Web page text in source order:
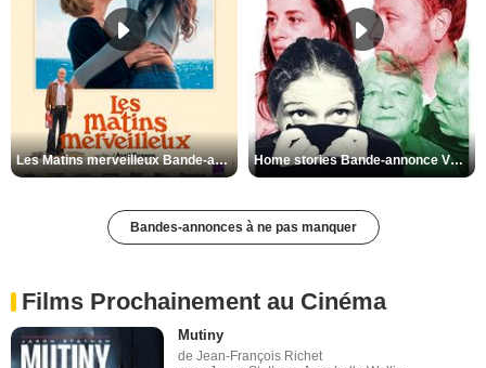
Les Matins merveilleux Bande-annonce VF Home stories Bande-annonce VO STFR
Bandes-annonces à ne pas manquer
Films Prochainement au Cinéma
Mutiny
de Jean-François Richet